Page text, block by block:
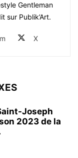
Gentleman
sur Publik’Art.
X
Joseph
2023 de la